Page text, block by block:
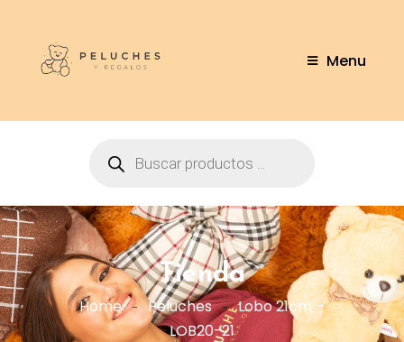
Menu
Tienda
Home Peluches
Lobo 21cm –
LOB20-21